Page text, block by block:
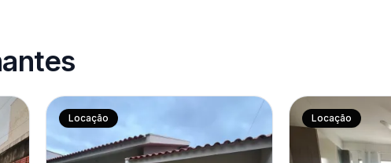
Locação Locação